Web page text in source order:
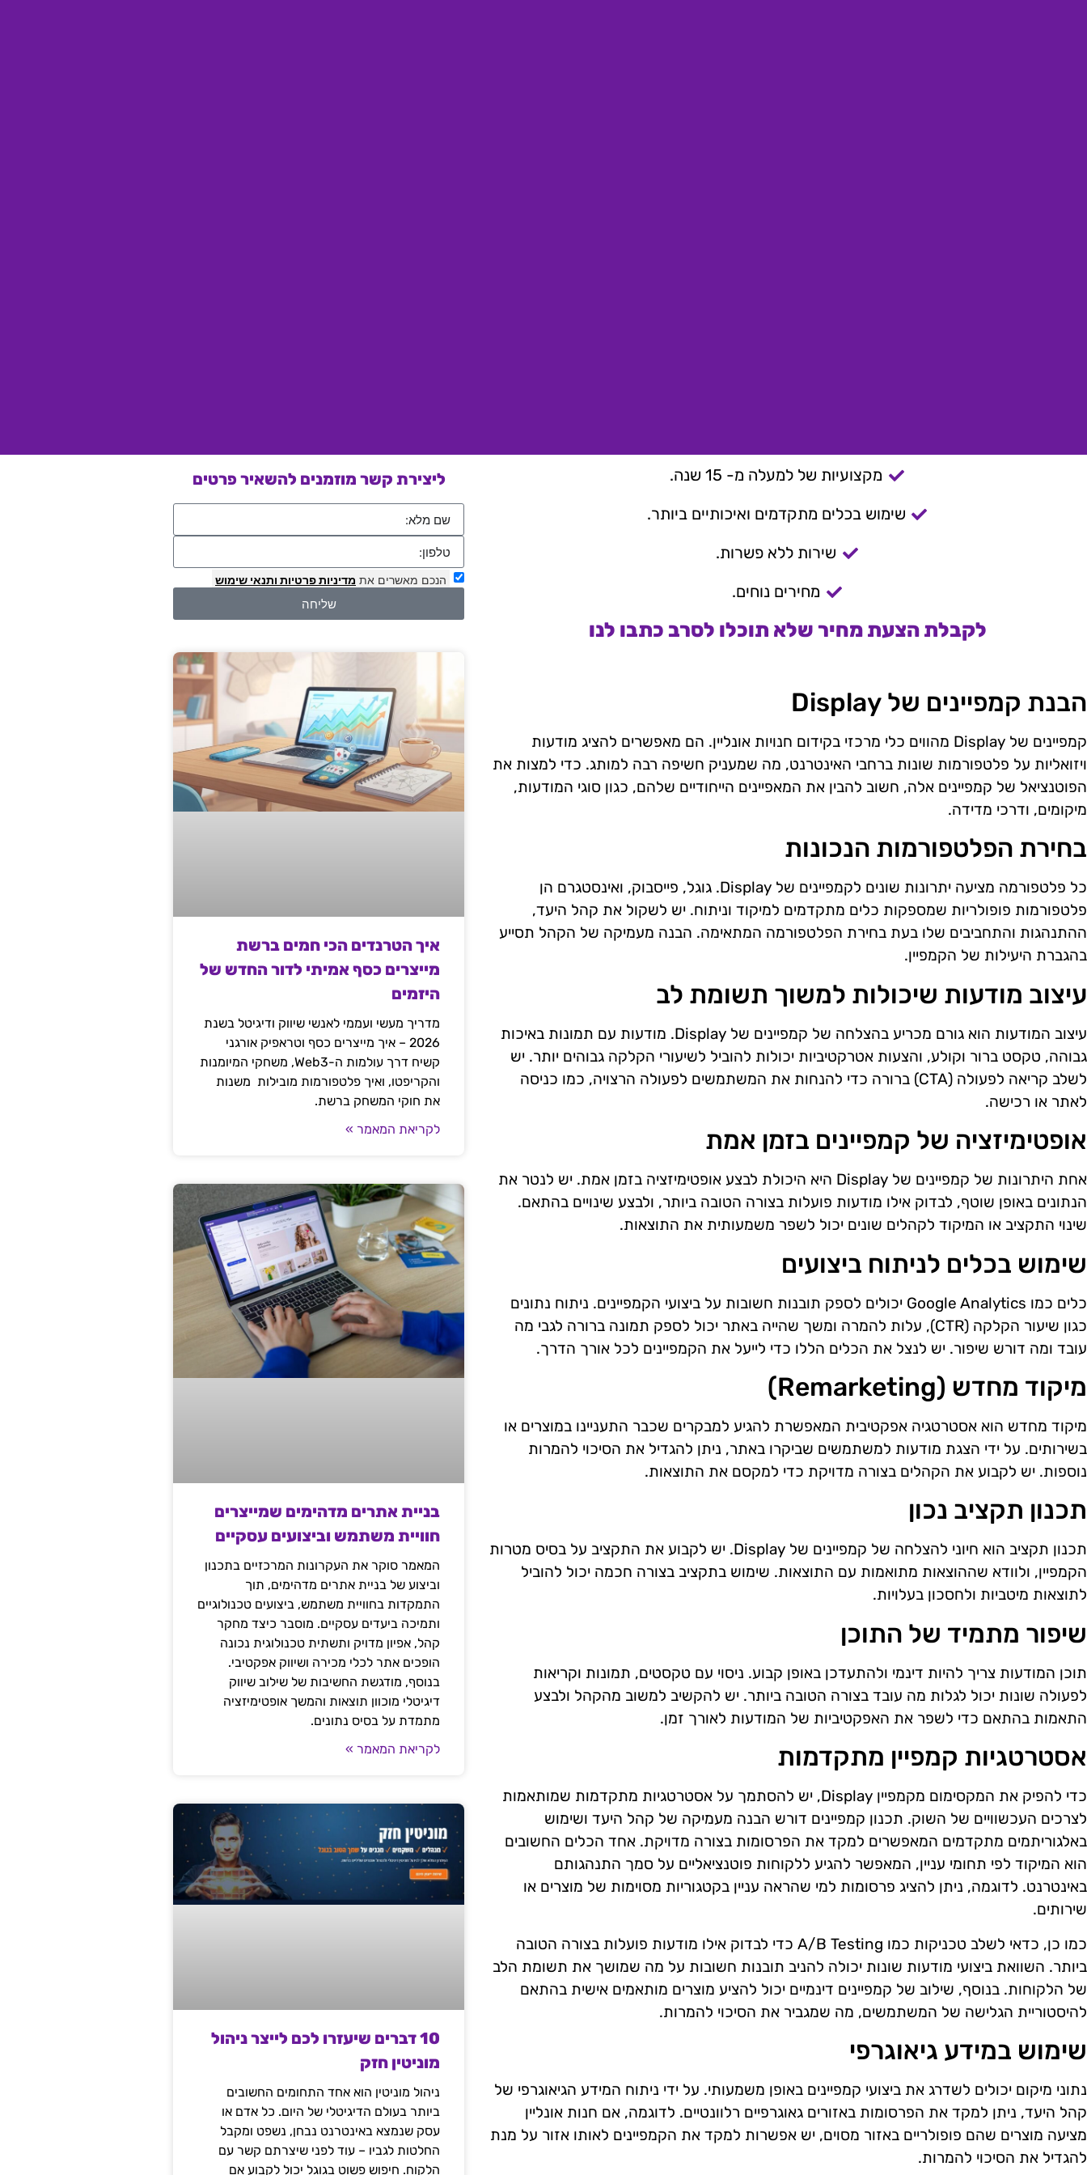
מקצועיות של למעלה מ- 15 שנה.
שימוש בכלים מתקדמים ואיכותיים ביותר.
שירות ללא פשרות.
מחירים נוחים.
לקבלת הצעת מחיר שלא תוכלו לסרב כתבו לנו
הבנת קמפיינים של Display
קמפיינים של Display מהווים כלי מרכזי בקידום חנויות אונליין. הם מאפשרים להציג מודעות
ויזואליות על פלטפורמות שונות ברחבי האינטרנט, מה שמעניק חשיפה רבה למותג. כדי למצות את
הפוטנציאל של קמפיינים אלה, חשוב להבין את המאפיינים הייחודיים שלהם, כגון סוגי המודעות,
מיקומים, ודרכי מדידה.
בחירת הפלטפורמות הנכונות
כל פלטפורמה מציעה יתרונות שונים לקמפיינים של Display. גוגל, פייסבוק, ואינסטגרם הן
פלטפורמות פופולריות שמספקות כלים מתקדמים למיקוד וניתוח. יש לשקול את קהל היעד,
ההתנהגות והתחביבים שלו בעת בחירת הפלטפורמה המתאימה. הבנה מעמיקה של הקהל תסייע
בהגברת היעילות של הקמפיין.
עיצוב מודעות שיכולות למשוך תשומת לב
עיצוב המודעות הוא גורם מכריע בהצלחה של קמפיינים של Display. מודעות עם תמונות באיכות
גבוהה, טקסט ברור וקולע, והצעות אטרקטיביות יכולות להוביל לשיעורי הקלקה גבוהים יותר. יש
לשלב קריאה לפעולה (CTA) ברורה כדי להנחות את המשתמשים לפעולה הרצויה, כמו כניסה
לאתר או רכישה.
אופטימיזציה של קמפיינים בזמן אמת
אחת היתרונות של קמפיינים של Display היא היכולת לבצע אופטימיזציה בזמן אמת. יש לנטר את
הנתונים באופן שוטף, לבדוק אילו מודעות פועלות בצורה הטובה ביותר, ולבצע שינויים בהתאם.
שינוי התקציב או המיקוד לקהלים שונים יכול לשפר משמעותית את התוצאות.
שימוש בכלים לניתוח ביצועים
כלים כמו Google Analytics יכולים לספק תובנות חשובות על ביצועי הקמפיינים. ניתוח נתונים
כגון שיעור הקלקה (CTR), עלות להמרה ומשך שהייה באתר יכול לספק תמונה ברורה לגבי מה
עובד ומה דורש שיפור. יש לנצל את הכלים הללו כדי לייעל את הקמפיינים לכל אורך הדרך.
מיקוד מחדש (Remarketing)
מיקוד מחדש הוא אסטרטגיה אפקטיבית המאפשרת להגיע למבקרים שכבר התעניינו במוצרים או
בשירותים. על ידי הצגת מודעות למשתמשים שביקרו באתר, ניתן להגדיל את הסיכוי להמרות
נוספות. יש לקבוע את הקהלים בצורה מדויקת כדי למקסם את התוצאות.
תכנון תקציב נכון
תכנון תקציב הוא חיוני להצלחה של קמפיינים של Display. יש לקבוע את התקציב על בסיס מטרות
הקמפיין, ולוודא שההוצאות מתואמות עם התוצאות. שימוש בתקציב בצורה חכמה יכול להוביל
לתוצאות מיטביות ולחסכון בעלויות.
שיפור מתמיד של התוכן
תוכן המודעות צריך להיות דינמי ולהתעדכן באופן קבוע. ניסוי עם טקסטים, תמונות וקריאות
לפעולה שונות יכול לגלות מה עובד בצורה הטובה ביותר. יש להקשיב למשוב מהקהל ולבצע
התאמות בהתאם כדי לשפר את האפקטיביות של המודעות לאורך זמן.
אסטרטגיות קמפיין מתקדמות
כדי להפיק את המקסימום מקמפיין Display, יש להסתמך על אסטרטגיות מתקדמות שמותאמות
לצרכים העכשוויים של השוק. תכנון קמפיינים דורש הבנה מעמיקה של קהל היעד ושימוש
באלגוריתמים מתקדמים המאפשרים למקד את הפרסומות בצורה מדויקת. אחד הכלים החשובים
הוא המיקוד לפי תחומי עניין, המאפשר להגיע ללקוחות פוטנציאליים על סמך התנהגותם
באינטרנט. לדוגמה, ניתן להציג פרסומות למי שהראה עניין בקטגוריות מסוימות של מוצרים או
שירותים.
כמו כן, כדאי לשלב טכניקות כמו A/B Testing כדי לבדוק אילו מודעות פועלות בצורה הטובה
ביותר. השוואת ביצועי מודעות שונות יכולה להניב תובנות חשובות על מה שמושך את תשומת הלב
של הלקוחות. בנוסף, שילוב של קמפיינים דינמיים יכול להציע מוצרים מותאמים אישית בהתאם
להיסטוריית הגלישה של המשתמשים, מה שמגביר את הסיכוי להמרות.
שימוש במידע גיאוגרפי
נתוני מיקום יכולים לשדרג את ביצועי קמפיינים באופן משמעותי. על ידי ניתוח המידע הגיאוגרפי של
קהל היעד, ניתן למקד את הפרסומות באזורים גאוגרפיים רלוונטיים. לדוגמה, אם חנות אונליין
מציעה מוצרים שהם פופולריים באזור מסוים, יש אפשרות למקד את הקמפיינים לאותו אזור על מנת
להגדיל את הסיכוי להמרות.
ליצירת קשר מוזמנים להשאיר פרטים
הנכם מאשרים את מדיניות פרטיות ותנאי שימוש
שליחה
איך הטרנדים הכי חמים ברשת
מייצרים כסף אמיתי לדור החדש של
היזמים
מדריך מעשי ועממי לאנשי שיווק ודיגיטל בשנת
2026 – איך מייצרים כסף וטראפיק אורגני
קשיח דרך עולמות ה-Web3, משחקי המיומנות
והקריפטו, ואיך פלטפורמות מובילות משנות
את חוקי המשחק ברשת.
לקריאת המאמר »
בניית אתרים מדהימים שמייצרים
חוויית משתמש וביצועים עסקיים
המאמר סוקר את העקרונות המרכזיים בתכנון
וביצוע של בניית אתרים מדהימים, תוך
התמקדות בחוויית משתמש, ביצועים טכנולוגיים
ותמיכה ביעדים עסקיים. מוסבר כיצד מחקר
קהל, אפיון מדויק ותשתית טכנולוגית נכונה
הופכים אתר לכלי מכירה ושיווק אפקטיבי.
בנוסף, מודגשת החשיבות של שילוב שיווק
דיגיטלי מוכוון תוצאות והמשך אופטימיזציה
מתמדת על בסיס נתונים.
לקריאת המאמר »
10 דברים שיעזרו לכם לייצר ניהול
מוניטין חזק
ניהול מוניטין הוא אחד התחומים החשובים
ביותר בעולם הדיגיטלי של היום. כל אדם או
עסק שנמצא באינטרנט נבחן, נשפט ומקבל
החלטות לגביו – עוד לפני שיצרתם קשר עם
הלקוח. חיפוש פשוט בגוגל יכול לקבוע אם